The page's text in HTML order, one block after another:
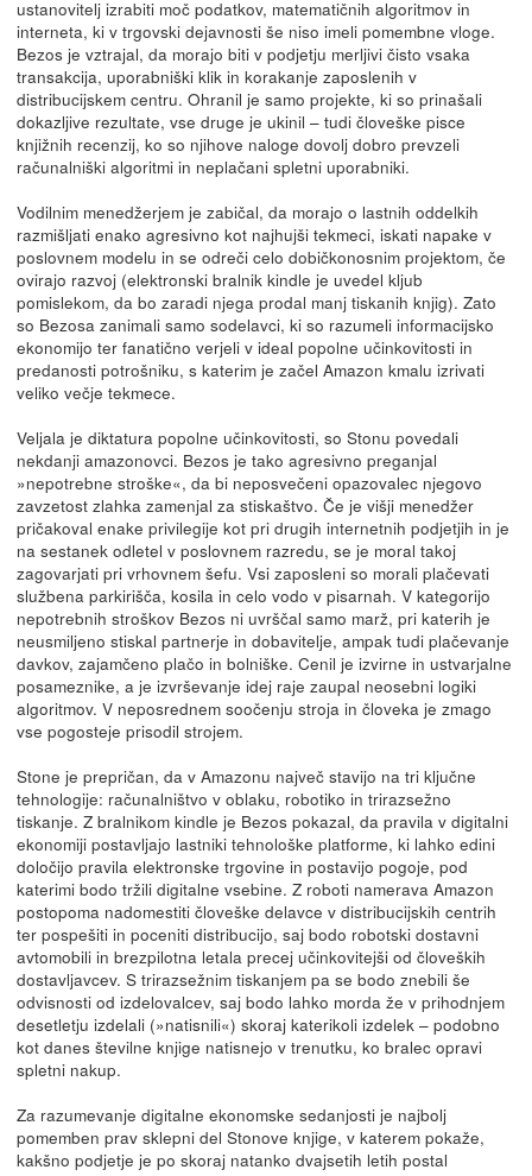
ustanovitelj izrabiti moč podatkov, matematičnih algoritmov in
interneta, ki v trgovski dejavnosti še niso imeli pomembne vloge.
Bezos je vztrajal, da morajo biti v podjetju merljivi čisto vsaka
transakcija, uporabniški klik in korakanje zaposlenih v
distribucijskem centru. Ohranil je samo projekte, ki so prinašali
dokazljive rezultate, vse druge je ukinil – tudi človeške pisce
knjižnih recenzij, ko so njihove naloge dovolj dobro prevzeli
računalniški algoritmi in neplačani spletni ­uporabniki.
Vodilnim menedžerjem je zabičal, da morajo o lastnih oddelkih
razmišljati enako agresivno kot najhujši tekmeci, iskati napake v
poslovnem modelu in se odreči celo dobičkonosnim projektom, če
ovirajo razvoj (elektronski bralnik kindle je uvedel kljub
pomislekom, da bo zaradi njega prodal manj tiskanih knjig). Zato
so Bezosa zanimali samo sodelavci, ki so razumeli informacijsko
ekonomijo ter fanatično verjeli v ideal popolne učinkovitosti in
predanosti potrošniku, s katerim je začel Amazon kmalu izrivati
veliko večje tekmece.
Veljala je diktatura popolne učinkovitosti, so Stonu povedali
nekdanji amazonovci. Bezos je tako agresivno preganjal
»nepotrebne stroške«, da bi neposvečeni opazovalec njegovo
zavzetost zlahka zamenjal za stiskaštvo. Če je višji menedžer
pričakoval enake privilegije kot pri drugih internetnih podjetjih in je
na sestanek odletel v poslovnem razredu, se je moral takoj
zagovarjati pri vrhovnem šefu. Vsi zaposleni so morali plačevati
službena parkirišča, kosila in celo vodo v pisarnah. V kategorijo
nepotrebnih stroškov Bezos ni uvrščal samo marž, pri katerih je
neusmiljeno stiskal partnerje in dobavitelje, ampak tudi plačevanje
davkov, zajamčeno plačo in bolniške. Cenil je izvirne in ustvarjalne
posameznike, a je izvrševanje idej raje zaupal neosebni logiki
algoritmov. V neposrednem soočenju stroja in človeka je zmago
vse pogosteje prisodil strojem.
Stone je prepričan, da v Amazonu največ stavijo na tri ključne
tehnologije: računalništvo v oblaku, robotiko in trirazsežno
tiskanje. Z bralnikom kindle je Bezos pokazal, da pravila v digitalni
ekonomiji postavljajo lastniki tehnološke platforme, ki lahko edini
določijo pravila elektronske trgovine in postavijo pogoje, pod
katerimi bodo tržili digitalne vsebine. Z roboti namerava Amazon
postopoma nadomestiti človeške delavce v distribucijskih centrih
ter pospešiti in poceniti distribucijo, saj bodo robotski dostavni
avtomobili in brezpilotna letala precej učinkovitejši od človeških
dostavljavcev. S trirazsežnim tiskanjem pa se bodo znebili še
odvisnosti od izdelovalcev, saj bodo lahko morda že v prihodnjem
desetletju izdelali (»natisnili«) skoraj katerikoli izdelek – podobno
kot danes številne knjige natisnejo v trenutku, ko bralec opravi
spletni nakup.
Za razumevanje digitalne ekonomske sedanjosti je najbolj
pomemben prav sklepni del Stonove knjige, v katerem pokaže,
kakšno podjetje je po skoraj natanko dvajsetih letih postal